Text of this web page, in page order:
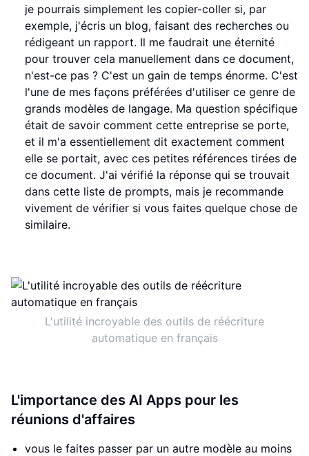
je pourrais simplement les copier-coller si, par
exemple, j'écris un blog, faisant des recherches ou
rédigeant un rapport. Il me faudrait une éternité
pour trouver cela manuellement dans ce document,
n'est-ce pas ? C'est un gain de temps énorme. C'est
l'une de mes façons préférées d'utiliser ce genre de
grands modèles de langage. Ma question spécifique
était de savoir comment cette entreprise se porte,
et il m'a essentiellement dit exactement comment
elle se portait, avec ces petites références tirées de
ce document. J'ai vérifié la réponse qui se trouvait
dans cette liste de prompts, mais je recommande
vivement de vérifier si vous faites quelque chose de
similaire.
L'utilité incroyable des outils de réécriture
automatique en français
L'importance des AI Apps pour les
réunions d'affaires
vous le faites passer par un autre modèle au moins